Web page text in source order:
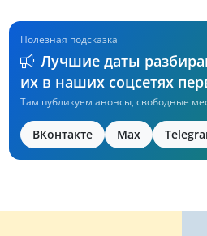
Полезная подсказка
Лучшие даты
их в наших соцсетях
Там публикуем анонсы, свободные
ВКонтакте Max